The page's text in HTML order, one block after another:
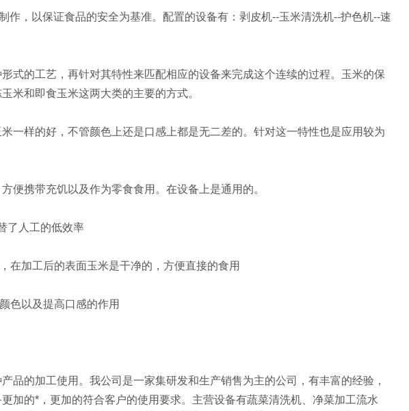
作，以保证食品的安全为基准。配置的设备有：剥皮机--玉米清洗机--护色机--速
式的工艺，再针对其特性来匹配相应的设备来完成这个连续的过程。玉米的保
米和即食玉米这两大类的主要的方式。
样的好，不管颜色上还是口感上都是无二差的。针对这一特性也是应用较为
携带充饥以及作为零食食用。在设备上是通用的。
人工的低效率
加工后的表面玉米是干净的，方便直接的食用
以及提高口感的作用
的加工使用。我公司是一家集研发和生产销售为主的公司，有丰富的经验，
加的*，更加的符合客户的使用要求。主营设备有蔬菜清洗机、净菜加工流水